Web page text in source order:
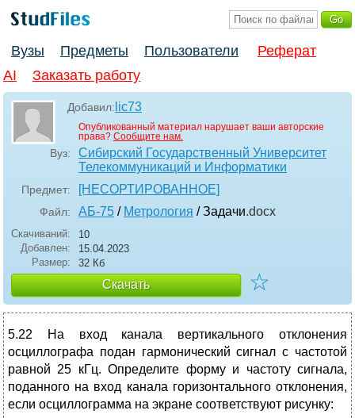
Вузы Предметы Пользователи
Реферат
AI
Заказать работу
Добавил: lic73
Опубликованный материал нарушает ваши авторские
права? Сообщите нам.
Вуз:
Сибирский Государственный Университет
Телекоммуникаций и Информатики
Предмет: [НЕСОРТИРОВАННОЕ]
Файл: АБ-75 / Метрология / Задачи.docx
Скачиваний:
10
Добавлен:
15.04.2023
Размер:
32 Кб
Скачать ☆
5.22 На вход канала вертикального отклонения
осциллографа подан гармонический сигнал с частотой
равной 25 кГц. Определите форму и частоту сигнала,
поданного на вход канала горизонтального отклонения,
если осциллограмма на экране соответствуют рисунку: